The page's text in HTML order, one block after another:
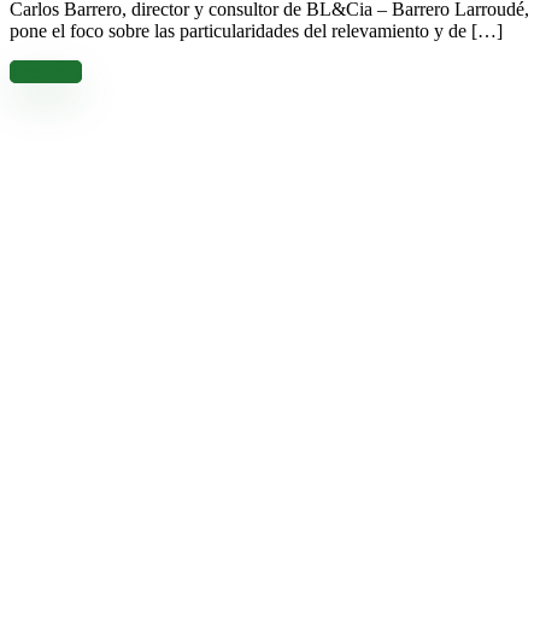
Carlos Barrero, director y consultor de BL&Cia – Barrero Larroudé,
pone el foco sobre las particularidades del relevamiento y de […]